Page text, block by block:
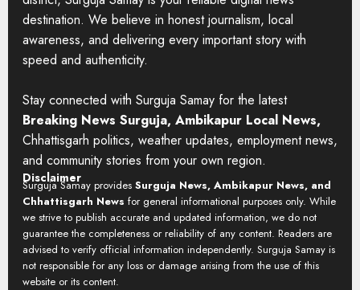
destination. We believe in honest journalism, local
awareness, and delivering every important story with
speed and authenticity.
Stay connected with Surguja Samay for the latest
Breaking News Surguja, Ambikapur Local News,
Chhattisgarh politics, weather updates, employment news,
and community stories from your own region.
Disclaimer
Surguja Samay provides Surguja News, Ambikapur News, and
Chhattisgarh News for general informational purposes only. While
we strive to publish accurate and updated information, we do not
guarantee the completeness or reliability of any content. Readers are
advised to verify official information independently. Surguja Samay is
not responsible for any loss or damage arising from the use of this
website or its content.